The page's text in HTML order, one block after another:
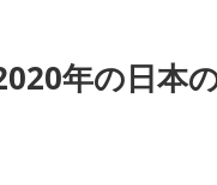
年の日本